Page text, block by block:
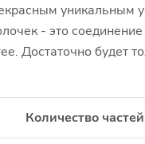
✓ специальная коробка
✓ быстрая трехъярусная
- это
Достаточно будет
Количество частей